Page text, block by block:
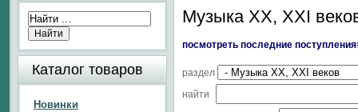
Музыка XX, XXI
посмотреть последние
раздел
найти
Каталог товаров
Новинки